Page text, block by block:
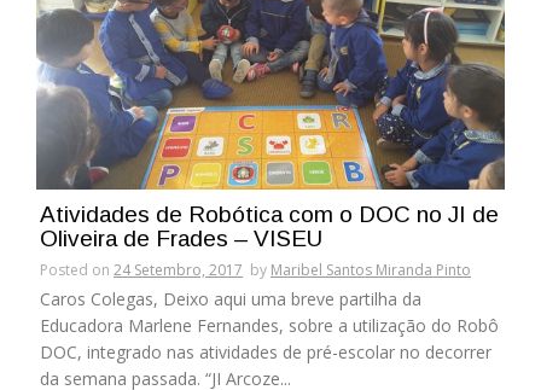
Atividades de Robótica com o DOC no JI de
Oliveira de Frades – VISEU
Posted on 24 Setembro, 2017 by Maribel Santos Miranda Pinto
Caros Colegas, Deixo aqui uma breve partilha da
Educadora Marlene Fernandes, sobre a utilização do Robô
DOC, integrado nas atividades de pré-escolar no decorrer
da semana passada. “JI Arcoze...